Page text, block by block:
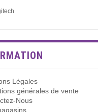
Légales
générales de vente
Nous